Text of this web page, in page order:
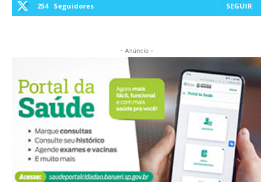
254 Seguidores SEGUIR
- Anúncio -